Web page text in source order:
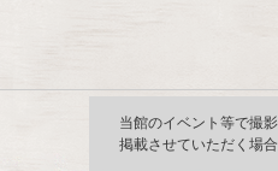
当館のイベント等で撮
掲載させていただく場